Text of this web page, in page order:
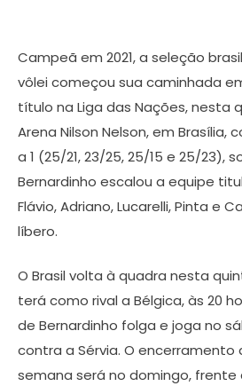
Campeã em 2021, a seleção
vôlei começou sua caminhada
título na Liga das Nações, nesta
Arena Nilson Nelson, em Brasília,
a 1 (25/21, 23/25, 25/15 e 25/23),
Bernardinho escalou a equipe
Flávio, Adriano, Lucarelli, Pinta e
líbero.
O Brasil volta à quadra nesta
terá como rival a Bélgica, às 20
de Bernardinho folga e joga no
contra a Sérvia. O encerramento
semana será no domingo, frente